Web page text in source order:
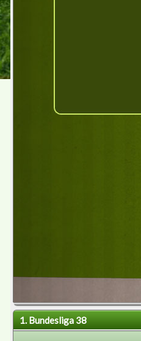
1. Bundesliga 38